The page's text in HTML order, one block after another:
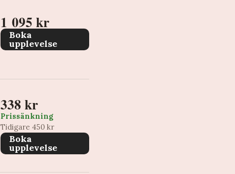
1 095 kr
Boka
upplevelse
338 kr
Prissänkning
Tidigare 450 kr
Boka
upplevelse